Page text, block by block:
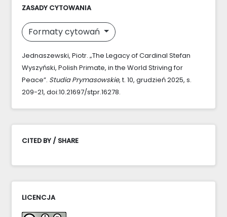
ZASADY CYTOWANIA
Formaty cytowań
Jednaszewski, Piotr. „The Legacy of Cardinal Stefan
Wyszyński, Polish Primate, in the World Striving for
Peace”. Studia Prymasowskie, t. 10, grudzień 2025, s.
209-21, doi:10.21697/stpr.16278.
CITED BY / SHARE
LICENCJA